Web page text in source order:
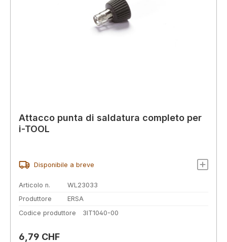
Attacco punta di saldatura completo per
i-TOOL
Disponibile a breve
Articolo n.
WL23033
Produttore
ERSA
Codice produttore
3IT1040-00
Prezzo normale:
6,79 CHF